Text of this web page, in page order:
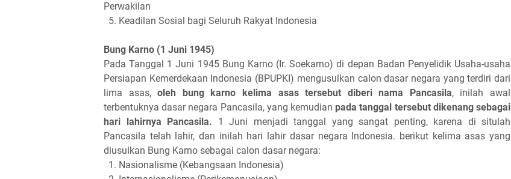
Perwakilan
5. Keadilan Sosial bagi Seluruh Rakyat Indonesia
Bung Karno (1 Juni 1945)
Pada Tanggal 1 Juni 1945 Bung Karno (Ir. Soekarno) di depan Badan Penyelidik Usaha-usaha
Persiapan Kemerdekaan Indonesia (BPUPKI) mengusulkan calon dasar negara yang terdiri dari
lima asas,oleh bung karno kelima asas tersebut diberi nama Pancasila, inilah awal
terbentuknya dasar negara Pancasila, yang kemudian pada tanggal tersebut dikenang sebagai
hari lahirnya Pancasila. 1 Juni menjadi tanggal yang sangat penting, karena di situlah
Pancasila telah lahir, dan inilah hari lahir dasar negara Indonesia. berikut kelima asas yang
diusulkan Bung Karno sebagai calon dasar negara:
1. Nasionalisme (Kebangsaan Indonesia)